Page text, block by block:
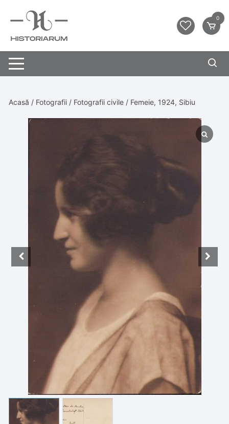
0
Acasă / Fotografii / Fotografii civile / Femeie, 1924, Sibiu